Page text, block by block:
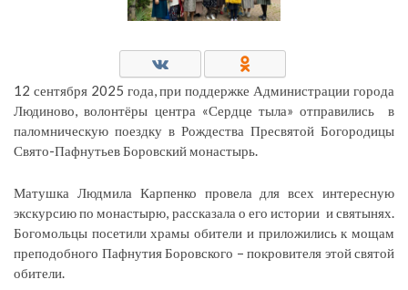
12 сентября 2025 года, при поддержке Администрации города
Людиново, волонтёры центра «Сердце тыла» отправились в
паломническую поездку в Рождества Пресвятой Богородицы
Свято-Пафнутьев Боровский монастырь.
Матушка Людмила Карпенко провела для всех интересную
экскурсию по монастырю, рассказала о его истории и святынях.
Богомольцы посетили храмы обители и приложились к мощам
преподобного Пафнутия Боровского – покровителя этой святой
обители.